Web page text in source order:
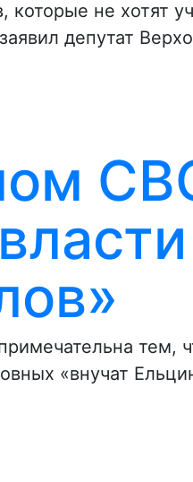
которые не хотят
депутат
тем,
«внучат